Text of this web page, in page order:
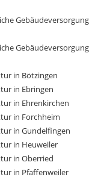
Gebäudeversorgung
Gebäudeversorgung
in Bötzingen
in Ebringen
in Ehrenkirchen
in Forchheim
in Gundelfingen
in Heuweiler
in Oberried
in Pfaffenweiler